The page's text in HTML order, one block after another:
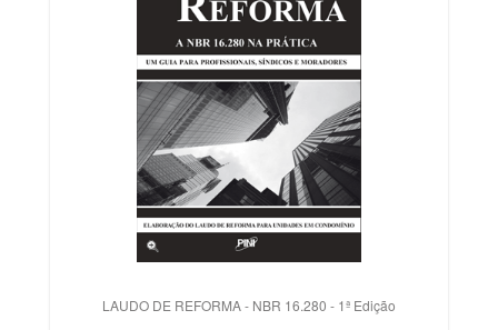
LAUDO DE REFORMA - NBR 16.280 - 1ª Edição